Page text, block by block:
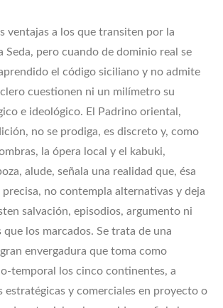
ventajas a los que transiten por la
Seda, pero cuando de dominio real se
el código siciliano y no admite
cuestionen ni un milímetro su
e ideológico. El Padrino oriental,
no se prodiga, es discreto y, como
la ópera local y el kabuki,
alude, señala una realidad que, ésa
precisa, no contempla alternativas y deja
salvación, episodios, argumento ni
que los marcados. Se trata de una
envergadura que toma como
temporal los cinco continentes, a
estratégicas y comerciales en proyecto o